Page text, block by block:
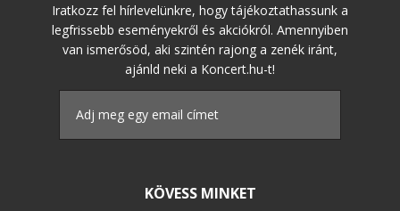
Iratkozz fel hírlevelünkre, hogy tájékoztathassunk a
legfrissebb eseményekről és akciókról. Amennyiben
van ismerősöd, aki szintén rajong a zenék iránt,
ajánld neki a Koncert.hu-t!
KÖVESS MINKET